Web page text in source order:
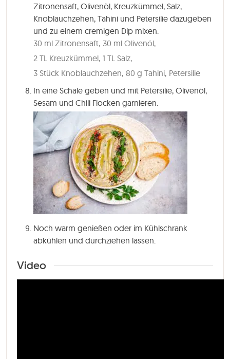
Zitronensaft, Olivenöl, Kreuzkümmel, Salz,
Knoblauchzehen, Tahini und Petersilie dazugeben
und zu einem cremigen Dip mixen.
30 ml Zitronensaft, 30 ml Olivenöl,
2 TL Kreuzkümmel, 1 TL Salz,
3 Stück Knoblauchzehen, 80 g Tahini, Petersilie
In eine Schale geben und mit Petersilie, Olivenöl,
Sesam und Chili Flocken garnieren.
Noch warm genießen oder im Kühlschrank
abkühlen und durchziehen lassen.
Video